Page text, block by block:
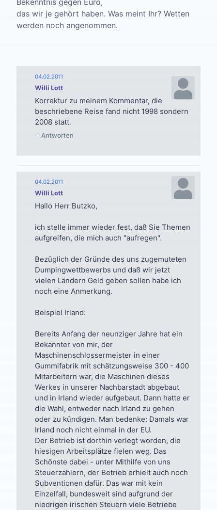
Bekenntnis gegen Euro,
das wir je gehört haben. Was meint Ihr? Wetten
werden noch angenommen.
Willi Lott
04.02.2011
Korrektur zu meinem Kommentar, die
beschriebene Reise fand nicht 1998 sondern
2008 statt.
Antworten
Willi Lott
04.02.2011
Hallo Herr Butzko,
ich stelle immer wieder fest, daß Sie Themen
aufgreifen, die mich auch "aufregen".
Bezüglich der Gründe des uns zugemuteten
Dumpingwettbewerbs und daß wir jetzt
vielen Ländern Geld geben sollen habe ich
noch eine Anmerkung.
Beispiel Irland:
Bereits Anfang der neunziger Jahre hat ein
Bekannter von mir, der
Maschinenschlossermeister in einer
Gummifabrik mit schätzungsweise 300 - 400
Mitarbeitern war, die Maschinen dieses
Werkes in unserer Nachbarstadt abgebaut
und in Irland wieder aufgebaut. Dann hatte er
die Wahl, entweder nach Irland zu gehen
oder zu kündigen. Man bedenke: Damals war
Irland noch nicht einmal in der EU.
Der Betrieb ist dorthin verlegt worden, die
hiesigen Arbeitsplätze fielen weg. Das
Schönste dabei - unter Mithilfe von uns
Steuerzahlern, der Betrieb erhielt auch noch
Subventionen dafür. Das war mit kein
Einzelfall, bundesweit sind aufgrund der
niedrigen irischen Steuern viele Betriebe